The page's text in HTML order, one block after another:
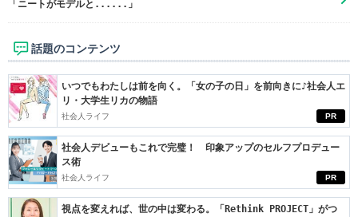
「ニートがモデルと......」
話題のコンテンツ
PR
いつでもわたしは前を向く。「女の子の日」を前向きに♪社会人エ
リ・大学生リカの物語
社会人ライフ
PR
社会人デビューもこれで完璧！ 印象アップのセルフプロデュー
ス術
社会人ライフ
視点を変えれば、世の中は変わる。「Rethink PROJECT」がつ